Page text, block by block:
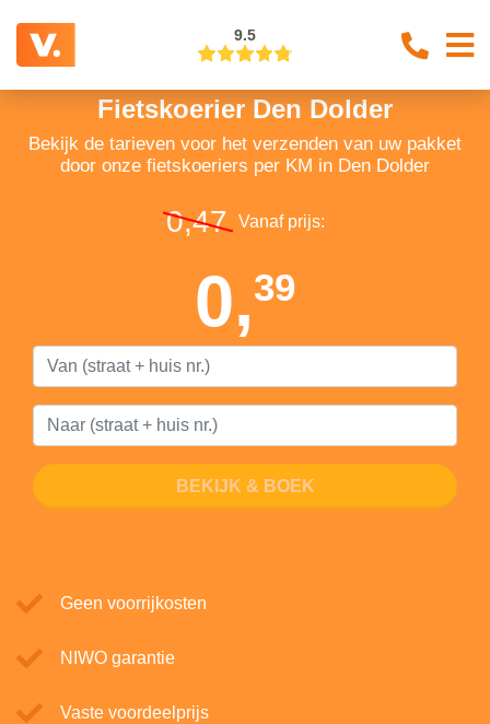
9.5
Fietskoerier Den Dolder
Bekijk de tarieven voor het verzenden van uw pakket
door onze fietskoeriers per KM in Den Dolder
0,47 Vanaf prijs:
0,39
BEKIJK & BOEK
Geen voorrijkosten
NIWO garantie
Vaste voordeelprijs